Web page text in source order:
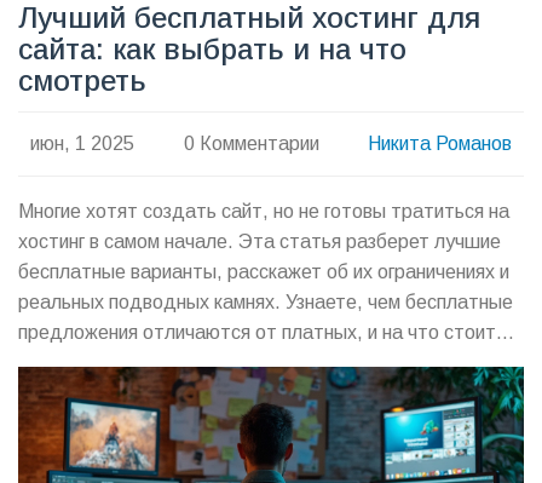
Лучший бесплатный хостинг для
сайта: как выбрать и на что
смотреть
июн, 1 2025 0 Комментарии Никита Романов
Многие хотят создать сайт, но не готовы тратиться на
хостинг в самом начале. Эта статья разберет лучшие
бесплатные варианты, расскажет об их ограничениях и
реальных подводных камнях. Узнаете, чем бесплатные
предложения отличаются от платных, и на что стоит
обращать внимание при выборе. Получите честные
советы и свежие примеры из 2025 года, чтобы не
потерять время и вложенные усилия. Все четко, без
лишней воды — только по делу.